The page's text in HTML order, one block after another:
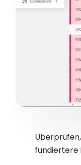
fundiertere